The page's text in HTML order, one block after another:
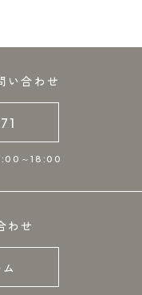
い合わせ
～18:00
わせ